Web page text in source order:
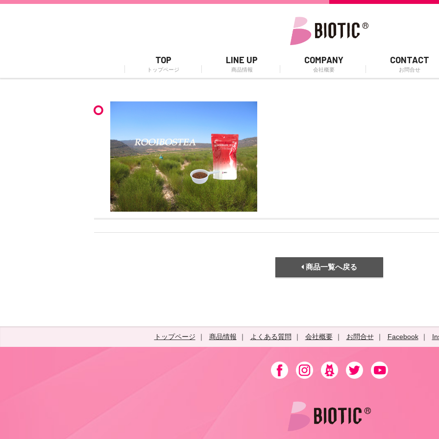
TOP
トップページ
LINE UP
商品情報
COMPANY
会社概要
CONTACT
お問合せ
商品一覧へ戻る
トップページ 商品情報 よくある質問 会社概要 お問合せ Facebook